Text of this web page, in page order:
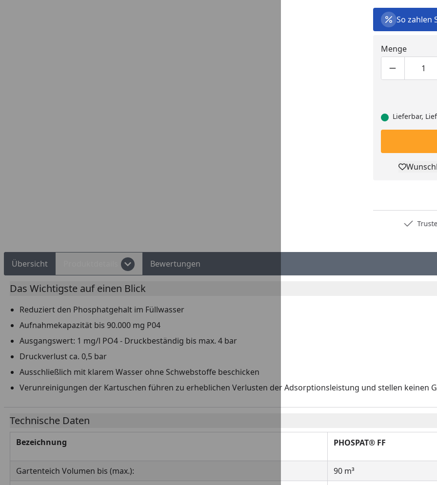
So zahlen
Menge
Lieferbar,
Trusted
Übersicht Bewertungen
Das Wichtigste auf einen Blick
Reduziert den Phosphatgehalt im Füllwasser
Aufnahmekapazität bis 90.000 mg P04
Ausgangswert: 1 mg/l PO4 - Druckbeständig bis max. 4 bar
Druckverlust ca. 0,5 bar
Ausschließlich mit klarem Wasser ohne Schwebstoffe beschicken
Verunreinigungen der Kartuschen führen zu erheblichen Verlusten der Adsorptionsleistung und stellen keinen
Technische Daten
Bezeichnung PHOSPAT® FF
Gartenteich Volumen bis (max.):
90 m³